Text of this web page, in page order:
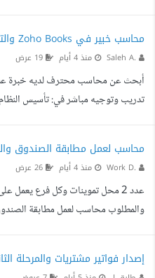
وإضافة الميزات، وتحسين التقارير
المحاسبية اليومية بدقة ووفق المعايير
والدائنة والتسويات البنكية. استخراج
تطوير وتحسين النظام المحاس...
محاسب خبير في Zoho Books والتأسيس المحاسبي بالسعودية
Saleh A. منذ 4 أيام
تدريب وتوجيه مباشر في: تأسيس
معرفة قوية بالمعايير والأنظمة
أعمال سابقة أو شهادات تثبت الخبرة.
محاسب لعمل مطابقة الصندوق
Work D. منذ 4 أيام
عدد 2 محل تموينات وكل فرع
والمطلوب محاسب لعمل مطابقة
إصدار فواتير مشتريات والمرحلة